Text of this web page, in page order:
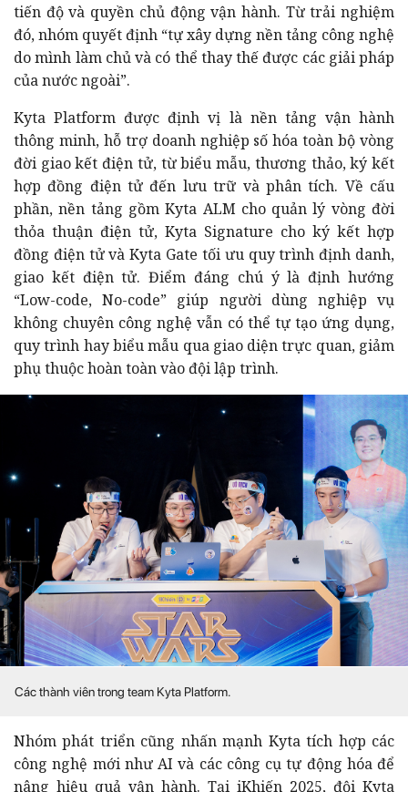
tiến độ và quyền chủ động vận hành. Từ trải nghiệm
đó, nhóm quyết định “tự xây dựng nền tảng công nghệ
do mình làm chủ và có thể thay thế được các giải pháp
của nước ngoài”.
Kyta Platform được định vị là nền tảng vận hành
thông minh, hỗ trợ doanh nghiệp số hóa toàn bộ vòng
đời giao kết điện tử, từ biểu mẫu, thương thảo, ký kết
hợp đồng điện tử đến lưu trữ và phân tích. Về cấu
phần, nền tảng gồm Kyta ALM cho quản lý vòng đời
thỏa thuận điện tử, Kyta Signature cho ký kết hợp
đồng điện tử và Kyta Gate tối ưu quy trình định danh,
giao kết điện tử. Điểm đáng chú ý là định hướng
“Low-code, No-code” giúp người dùng nghiệp vụ
không chuyên công nghệ vẫn có thể tự tạo ứng dụng,
quy trình hay biểu mẫu qua giao diện trực quan, giảm
phụ thuộc hoàn toàn vào đội lập trình.
Các thành viên trong team Kyta Platform.
Nhóm phát triển cũng nhấn mạnh Kyta tích hợp các
công nghệ mới như AI và các công cụ tự động hóa để
nâng hiệu quả vận hành. Tại iKhiến 2025, đội Kyta